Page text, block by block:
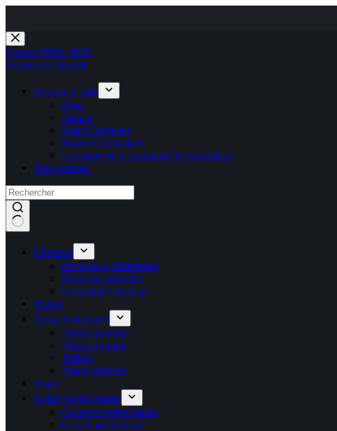
Passer
au
contenu
Espace PRO / B2B
Gagner de l'argent
Besoins d’aide
Blog
Astuce
Nous Contacter
Suivre Commande
Livraison de Commande & Expédition
Mon compte
Cheveux
Perruque synthétiques
Perruque naturelle
Extension Cheveux
Robes
Tenue islamiques
Abaya Homme
Abaya Femme
Jellaba
Abaya kimono
Hijab
Gaine Amincissante
Ceinture amincissante
Corset amincissant